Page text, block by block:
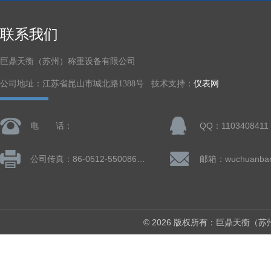
联系我们
巨鼎天衡（苏州）称重设备有限公司
公司地址：江苏省昆山市城北路1388号 技术支持： 仪表网
电 话： QQ：1103408411
© 2026 版权所有：巨鼎天衡（